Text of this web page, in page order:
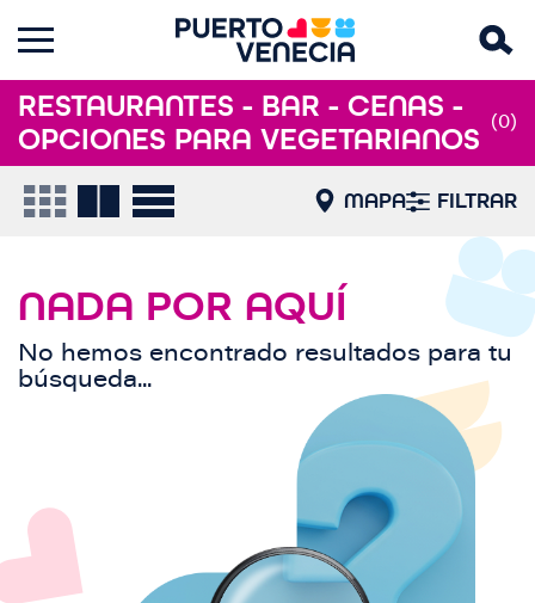
RESTAURANTES - BAR - CENAS -
OPCIONES PARA VEGETARIANOS
(0)
MAPA FILTRAR
NADA POR AQUÍ
No hemos encontrado resultados para tu
búsqueda...